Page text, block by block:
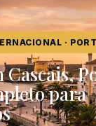
·
para